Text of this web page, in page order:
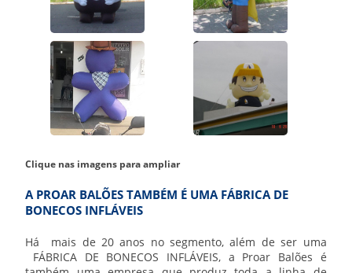
Clique nas imagens para ampliar
A PROAR BALÕES TAMBÉM É UMA FÁBRICA DE
BONECOS INFLÁVEIS
Há mais de 20 anos no segmento, além de ser uma
FÁBRICA DE BONECOS INFLÁVEIS, a Proar Balões é